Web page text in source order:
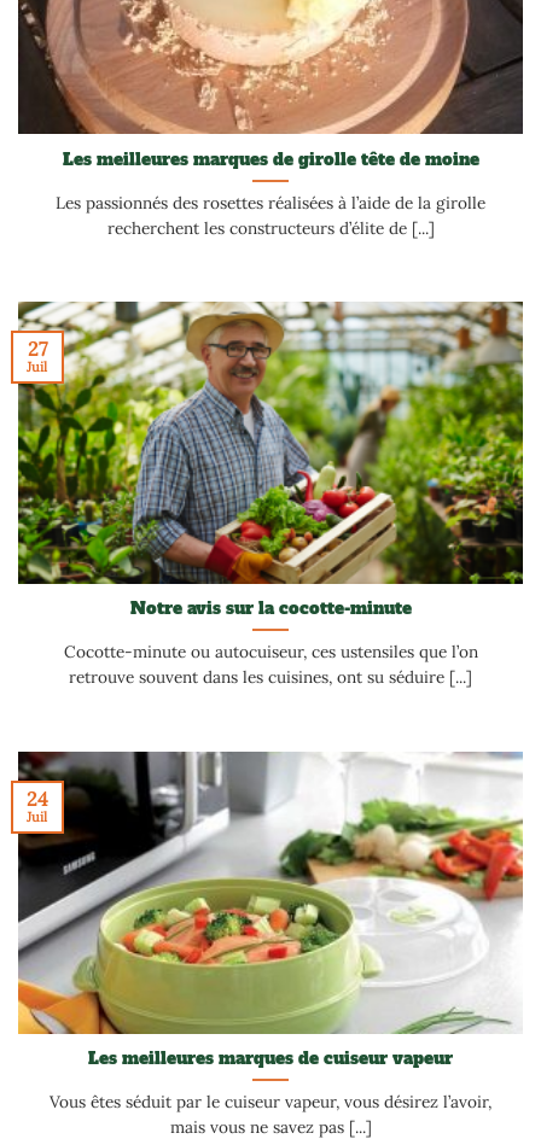
Les meilleures marques de girolle tête de moine
Les passionnés des rosettes réalisées à l’aide de la girolle
recherchent les constructeurs d’élite de [...]
Notre avis sur la cocotte-minute
Cocotte-minute ou autocuiseur, ces ustensiles que l’on
retrouve souvent dans les cuisines, ont su séduire [...]
27
Juil
Les meilleures marques de cuiseur vapeur
Vous êtes séduit par le cuiseur vapeur, vous désirez l’avoir,
mais vous ne savez pas [...]
24
Juil